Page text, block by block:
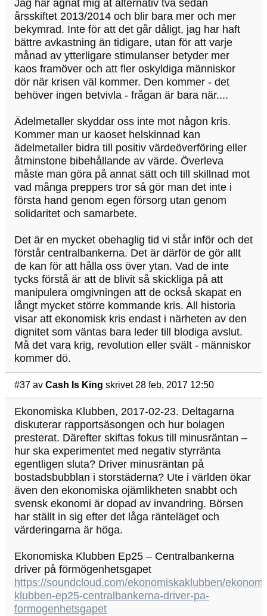
Jag har ägnat mig åt alternativ två sedan
årsskiftet 2013/2014 och blir bara mer och mer
bekymrad. Inte för att det går dåligt, jag har haft
bättre avkastning än tidigare, utan för att varje
månad av ytterligare stimulanser betyder mer
kaos framöver och att fler oskyldiga människor
dör när krisen väl kommer. Den kommer - det
behöver ingen betvivla - frågan är bara när....
Ädelmetaller skyddar oss inte mot någon kris.
Kommer man ur kaoset helskinnad kan
ädelmetaller bidra till positiv värdeöverföring eller
åtminstone bibehållande av värde. Överleva
måste man göra på annat sätt och till skillnad mot
vad många preppers tror så gör man det inte i
första hand genom egen försorg utan genom
solidaritet och samarbete.
Det är en mycket obehaglig tid vi står inför och det
förstår centralbankerna. Det är därför de gör allt
de kan för att hålla oss över ytan. Vad de inte
tycks förstå är att de blivit så skickliga på att
manipulera omgivningen att de också skapat en
långt mycket större kommande kris. All historia
visar att ekonomisk kris endast i närheten av den
dignitet som väntas bara leder till blodiga avslut.
Må det vara krig, revolution eller svält - människor
kommer dö.
#37 av Cash Is King skrivet 28 feb, 2017 12:50
Ekonomiska Klubben, 2017-02-23. Deltagarna
diskuterar rapportsäsongen och hur bolagen
presterat. Därefter skiftas fokus till minusräntan –
hur ska experimentet med negativ styrränta
egentligen sluta? Driver minusräntan på
bostadsbubblan i storstäderna? Ute i världen ökar
även den ekonomiska ojämlikheten snabbt och
svensk ekonomi är dopad av invandring. Börsen
har ställt in sig efter det låga ränteläget och
värderingarna är höga.
Ekonomiska Klubben Ep25 – Centralbankerna
driver på förmögenhetsgapet
https://soundcloud.com/ekonomiskaklubben/
klubben-ep25-centralbankerna-driver-pa-
formogenhetsgapet